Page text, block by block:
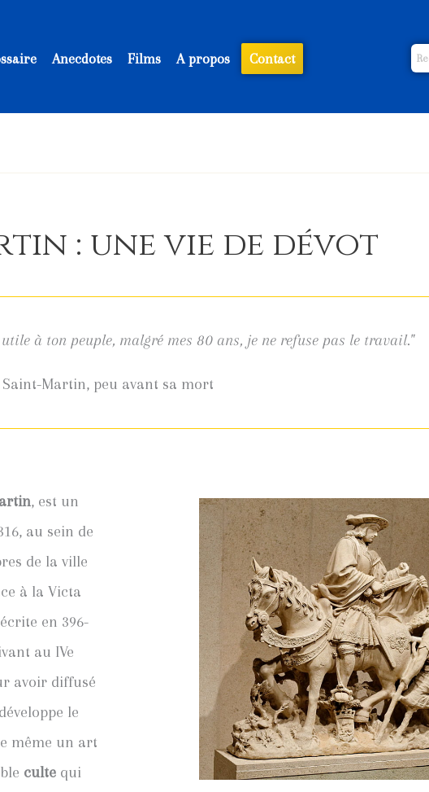
Anecdotes Films A propos Contact
: une vie de dévot
à ton peuple, malgré mes 80 ans, je ne refuse pas le travail."
Saint-Martin, peu avant sa mort
, est un
au sein de
de la ville
à la Victa
en 396-
au IVe
avoir diffusé
le
même un art
culte qui